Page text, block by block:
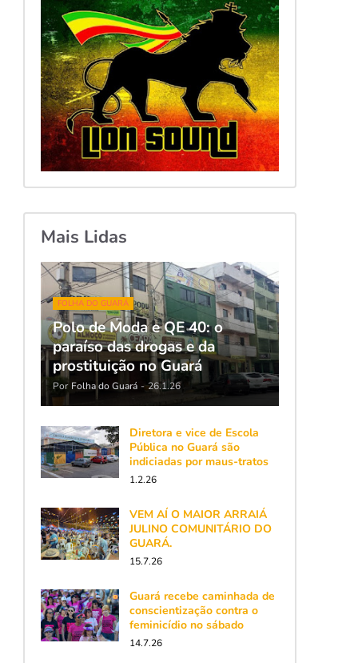
Mais Lidas
FOLHA DO GUARÁ
Polo de Moda e QE 40: o
paraíso das drogas e da
prostituição no Guará
Por Folha do Guará - 26.1.26
Diretora e vice de Escola
Pública no Guará são
indiciadas por maus-tratos
1.2.26
VEM AÍ O MAIOR ARRAIÁ
JULINO COMUNITÁRIO DO
GUARÁ.
15.7.26
Guará recebe caminhada de
conscientização contra o
feminicídio no sábado
14.7.26